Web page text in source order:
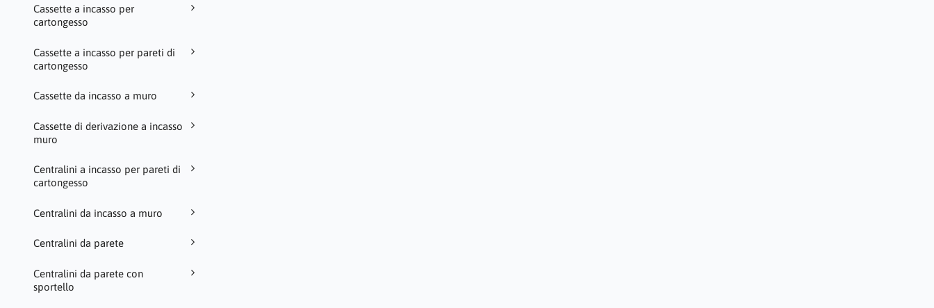
Cassette a incasso per
cartongesso
Cassette a incasso per pareti di
cartongesso
Cassette da incasso a muro
Cassette di derivazione a incasso
muro
Centralini a incasso per pareti di
cartongesso
Centralini da incasso a muro
Centralini da parete
Centralini da parete con
sportello